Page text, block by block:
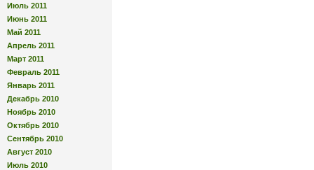
Июль 2011
Июнь 2011
Май 2011
Апрель 2011
Март 2011
Февраль 2011
Январь 2011
Декабрь 2010
Ноябрь 2010
Октябрь 2010
Сентябрь 2010
Август 2010
Июль 2010